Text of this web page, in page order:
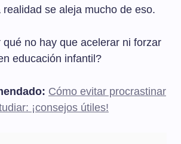
realidad se aleja mucho de eso.
no hay que acelerar ni forzar
educación infantil?
Cómo evitar procrastinar
¡consejos útiles!